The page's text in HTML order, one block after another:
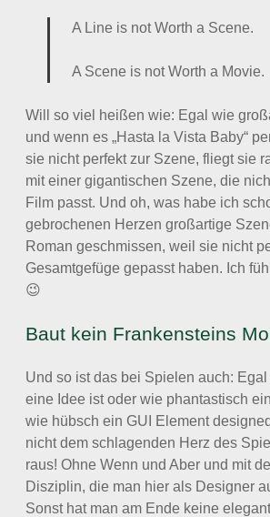
A Line is not Worth a Scene.
A Scene is not Worth a Movie.
Will so viel heißen wie: Egal wie
und wenn es „Hasta la Vista Baby“
sie nicht perfekt zur Szene, fliegt sie
mit einer gigantischen Szene, die
Film passt. Und oh, was habe ich
gebrochenen Herzen großartige
Roman geschmissen, weil sie nicht
Gesamtgefüge gepasst haben. Ich
😉
Baut kein Frankensteins
Und so ist das bei Spielen auch:
eine Idee ist oder wie phantastisch
wie hübsch ein GUI Element
nicht dem schlagenden Herz des
raus! Ohne Wenn und Aber und mit
Disziplin, die man hier als Designer
Sonst hat man am Ende keine